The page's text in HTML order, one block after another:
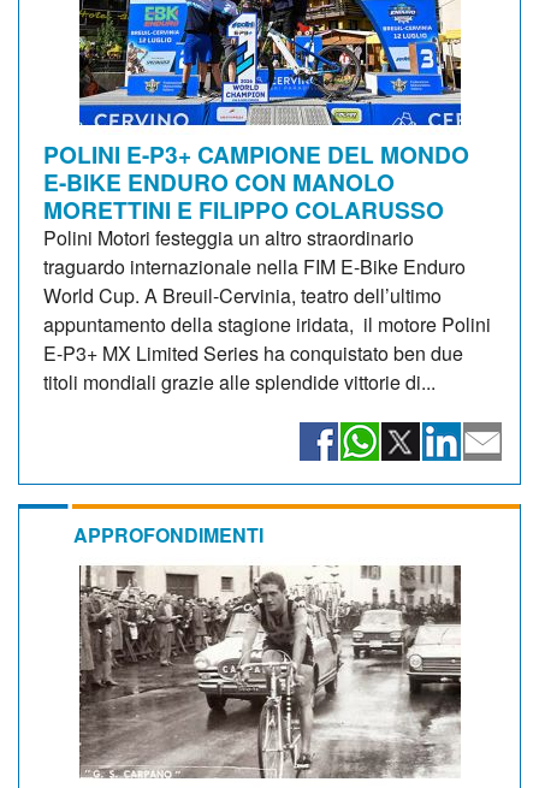
POLINI E-P3+ CAMPIONE DEL MONDO
E-BIKE ENDURO CON MANOLO
MORETTINI E FILIPPO COLARUSSO
Polini Motori festeggia un altro straordinario
traguardo internazionale nella FIM E-Bike Enduro
World Cup. A Breuil-Cervinia, teatro dell’ultimo
appuntamento della stagione iridata, il motore Polini
E-P3+ MX Limited Series ha conquistato ben due
titoli mondiali grazie alle splendide vittorie di...
APPROFONDIMENTI